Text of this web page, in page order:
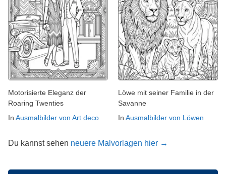
Motorisierte Eleganz der
Roaring Twenties
In Ausmalbilder von Art deco
Löwe mit seiner Familie in der
Savanne
In Ausmalbilder von Löwen
Du kannst sehen neuere Malvorlagen hier →